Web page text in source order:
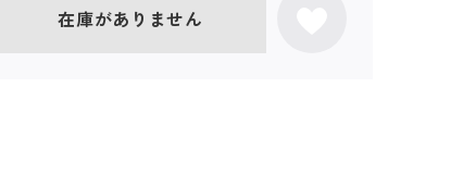
在庫がありません